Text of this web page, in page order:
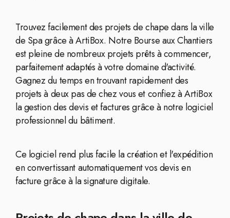
Trouvez facilement des projets de chape dans la ville
de Spa grâce à ArtiBox. Notre Bourse aux Chantiers
est pleine de nombreux projets prêts à commencer,
parfaitement adaptés à votre domaine d'activité.
Gagnez du temps en trouvant rapidement des
projets à deux pas de chez vous et confiez à ArtiBox
la gestion des devis et factures grâce à notre logiciel
professionnel du bâtiment.
Ce logiciel rend plus facile la création et l'expédition
en convertissant automatiquement vos devis en
facture grâce à la signature digitale.